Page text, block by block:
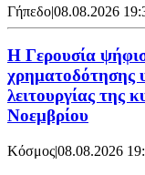
Γήπεδο|08.08.2026
Η Γερουσία
χρηματοδότησης
λειτουργίας της
Νοεμβρίου
Κόσμος|08.08.2026